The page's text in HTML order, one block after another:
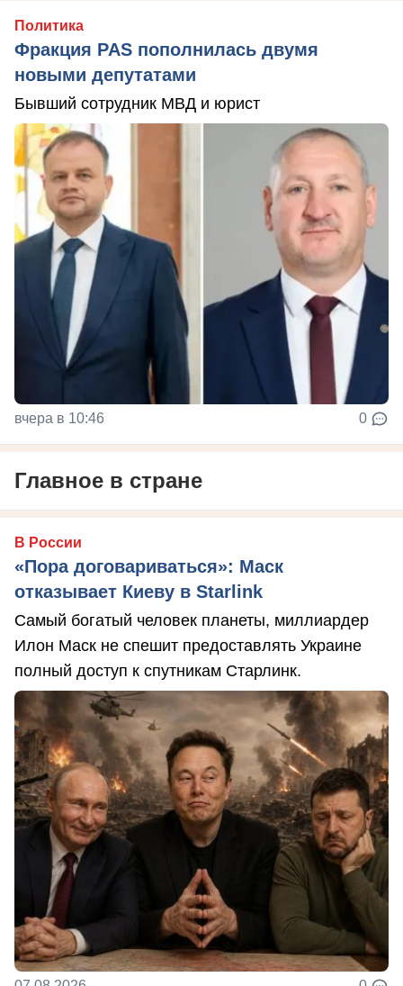
Политика
Фракция PAS пополнилась двумя
новыми депутатами
Бывший сотрудник МВД и юрист
вчера в 10:46 0
Главное в стране
В России
«Пора договариваться»: Маск
отказывает Киеву в Starlink
Самый богатый человек планеты, миллиардер
Илон Маск не спешит предоставлять Украине
полный доступ к спутникам Старлинк.